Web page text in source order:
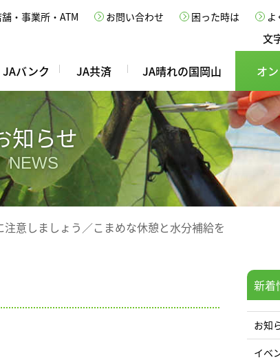
文
JAバンク JA共済 JA晴れの国岡山 オ
舗・事業所・ATM お問い合わせ 困った時は よ
知らせ
NEWS
意しましょう／こまめな休憩と水分補給を
新着
お知
イベ